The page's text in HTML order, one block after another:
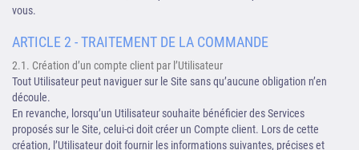
vous.
ARTICLE 2 - TRAITEMENT DE LA COMMANDE
2.1. Création d’un compte client par l’Utilisateur
Tout Utilisateur peut naviguer sur le Site sans qu’aucune obligation n’en
découle.
En revanche, lorsqu’un Utilisateur souhaite bénéficier des Services
proposés sur le Site, celui-ci doit créer un Compte client. Lors de cette
création, l’Utilisateur doit fournir les informations suivantes, précises et